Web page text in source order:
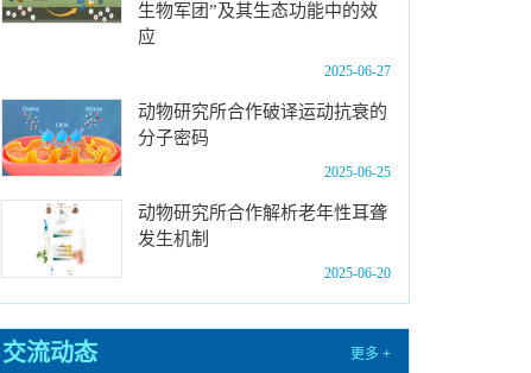
第二届“一带一路”地区昆虫多样性格局评估与智
能监测体系关键技术培训班 报名通知（第一轮）
中国科学院动物研究所2025年招收博士研究生
放弃名单、补录取名单公示
中国科学院动物研究所2025年招收博士研究生
放弃名单、补录取名单公示[2025-06-11]
中国科学院动物研究所2025年招收博士研究生
放弃名单、补录取名单公示
中国科学院动物研究所2025年招收博士研究生
拟录取名单公示
生物军团”及其生态功能中的效
应
2025-06-27
动物研究所合作破译运动抗衰的
分子密码
2025-06-25
动物研究所合作解析老年性耳聋
发生机制
2025-06-20
交流动态 更多 +